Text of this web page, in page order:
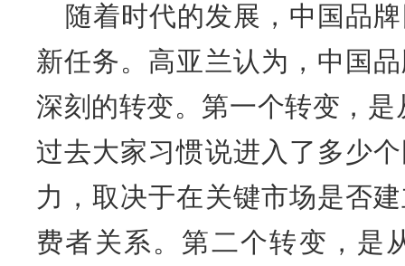
随着时代的发展，中国品
新任务。高亚兰认为，中国
深刻的转变。第一个转变，是
过去大家习惯说进入了多少
力，取决于在关键市场是否
费者关系。第二个转变，是